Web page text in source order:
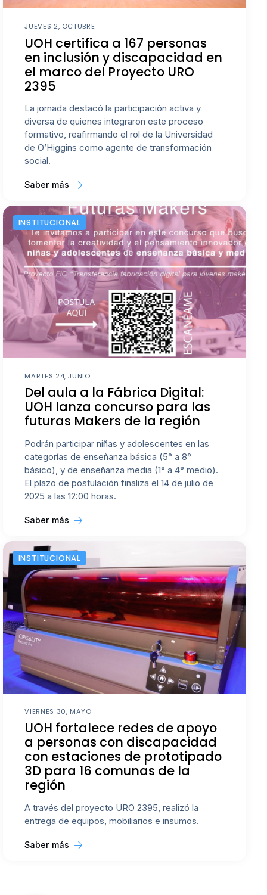
JUEVES 2, OCTUBRE
UOH certifica a 167 personas
en inclusión y discapacidad en
el marco del Proyecto URO
2395
La jornada destacó la participación activa y
diversa de quienes integraron este proceso
formativo, reafirmando el rol de la Universidad
de O’Higgins como agente de transformación
social.
Saber más
INSTITUCIONAL
MARTES 24, JUNIO
Del aula a la Fábrica Digital:
UOH lanza concurso para las
futuras Makers de la región
Podrán participar niñas y adolescentes en las
categorías de enseñanza básica (5° a 8°
básico), y de enseñanza media (1° a 4° medio).
El plazo de postulación finaliza el 14 de julio de
2025 a las 12:00 horas.
Saber más
INSTITUCIONAL
VIERNES 30, MAYO
UOH fortalece redes de apoyo
a personas con discapacidad
con estaciones de prototipado
3D para 16 comunas de la
región
A través del proyecto URO 2395, realizó la
entrega de equipos, mobiliarios e insumos.
Saber más